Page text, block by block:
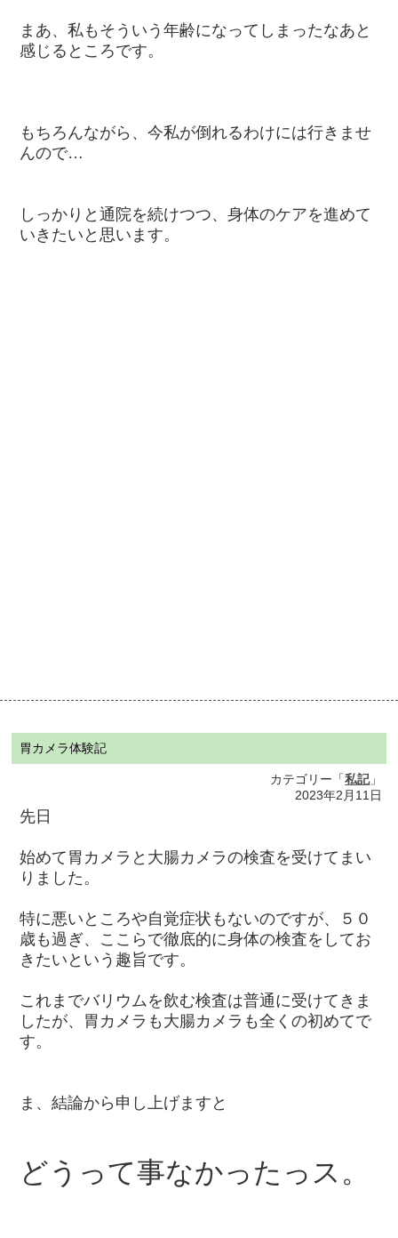
まあ、私もそういう年齢になってしまったなあと
感じるところです。
もちろんながら、今私が倒れるわけには行きませ
んので…
しっかりと通院を続けつつ、身体のケアを進めて
いきたいと思います。
胃カメラ体験記
カテゴリー「私記」
2023年2月11日
先日
始めて胃カメラと大腸カメラの検査を受けてまい
りました。
特に悪いところや自覚症状もないのですが、５０
歳も過ぎ、ここらで徹底的に身体の検査をしてお
きたいという趣旨です。
これまでバリウムを飲む検査は普通に受けてきま
したが、胃カメラも大腸カメラも全くの初めてで
す。
ま、結論から申し上げますと
どうって事なかったっス。